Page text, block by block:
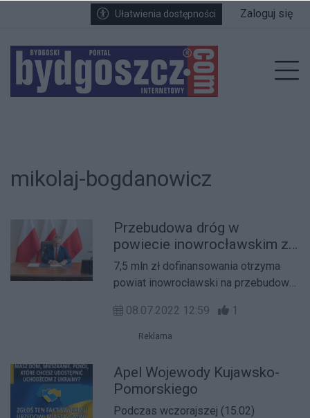
Przejdź do głównych treści
Przejdź do wyszukiwarki
Przejdź do głównego menuUłatwienia dostępności Zaloguj się
mikolaj-bogdanowicz
Przebudowa dróg w
powiecie inowrocławskim z
rządowym wsparciem
7,5 mln zł dofinansowania otrzyma
powiat inowrocławski na przebudowę
Programu Rozwoju Dróg. Umowy
podpisał wczoraj Wojewoda
Bogdanowicz.
08.07.2022 12:59 1
Reklama
Apel Wojewody Kujawsko-
Pomorskiego
Podczas wczorajszej (15.02)